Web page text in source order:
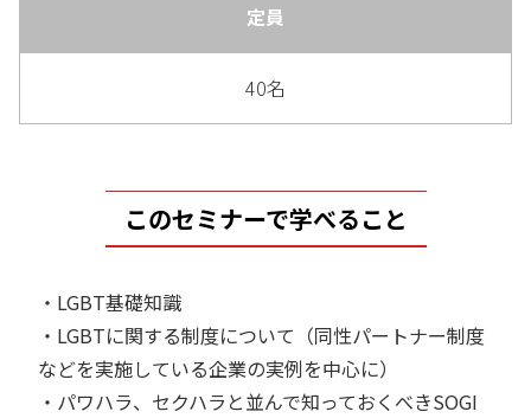
定員
40名
このセミナーで学べること
・LGBT基礎知識
・LGBTに関する制度について（同性パートナー制度
などを実施している企業の実例を中心に）
・パワハラ、セクハラと並んで知っておくべきSOGI